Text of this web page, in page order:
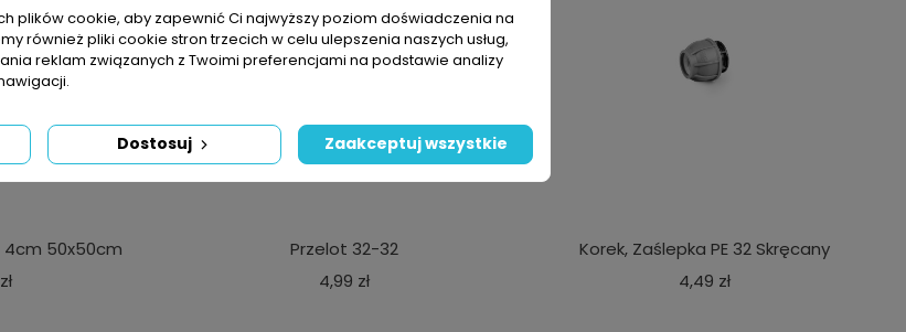
4cm 50x50cm
Cena
Przelot 32-32
4,99 złCena
Korek, Zaślepka PE 32 Skręcany
4,49 złCena
plików cookie, aby zapewnić Ci najwyższy poziom doświadczenia na
również pliki cookie stron trzecich w celu ulepszenia naszych usług,
reklam związanych z Twoimi preferencjami na podstawie analizy
Dostosuj Zaakceptuj wszystkie